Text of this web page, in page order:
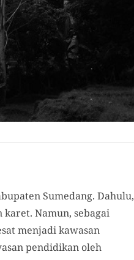
Sumedang. Dahulu,
Namun, sebagai
menjadi kawasan
pendidikan oleh